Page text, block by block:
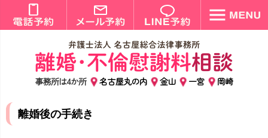
事務所は4か所 名古屋丸の内 金山 一宮 岡崎
離婚後の手続き